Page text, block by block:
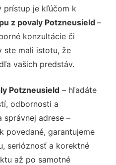
prístup je kľúčom k
z povaly Potzneusield –
konzultácie či
ste mali istotu, že
vašich predstáv.
Potzneusield – hľadáte
odbornosti a
správnej adrese –
povedané, garantujeme
serióznosť a korektné
až po samotné